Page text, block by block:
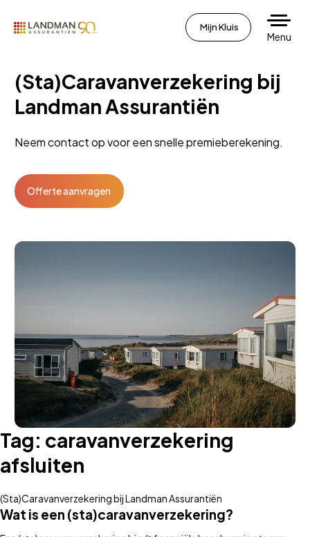
Mijn Kluis
Menu
(Sta)Caravanverzekering bij
Landman Assurantiën
Neem contact op voor een snelle premieberekening.
Offerte aanvragen
Tag: caravanverzekering
afsluiten
(Sta)Caravanverzekering bij Landman Assurantiën
Wat is een (sta)caravanverzekering?